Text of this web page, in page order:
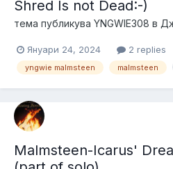
Shred Is not Dead:-)
тема публикува YNGWIE308 в
Януари 24, 2024 2 replies
yngwie malmsteen malmsteen
Malmsteen-Icarus'